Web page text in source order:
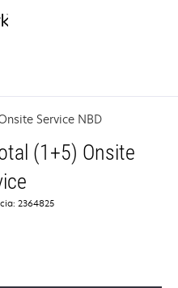
Service NBD
(1+5) Onsite
2364825